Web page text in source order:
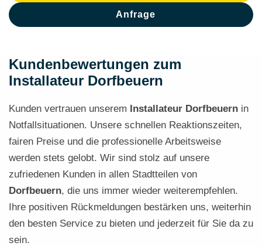
Anfrage
Kundenbewertungen zum
Installateur Dorfbeuern
Kunden vertrauen unserem Installateur Dorfbeuern in
Notfallsituationen. Unsere schnellen Reaktionszeiten,
fairen Preise und die professionelle Arbeitsweise
werden stets gelobt. Wir sind stolz auf unsere
zufriedenen Kunden in allen Stadtteilen von
Dorfbeuern, die uns immer wieder weiterempfehlen.
Ihre positiven Rückmeldungen bestärken uns, weiterhin
den besten Service zu bieten und jederzeit für Sie da zu
sein.